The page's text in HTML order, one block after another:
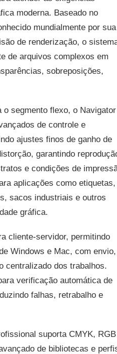
moderna. Baseado no
mundialmente por sua
de renderização, o
de arquivos complexos em
sobreposições,
segmento flexo, o Navigator
de controle e
ajustes finos de ganho de
garantindo
e condições de
aplicações como etiquetas,
sacos industriais e outros
gráfica.
cliente-servidor, permitindo
Windows e Mac, com envio,
centralizado dos trabalhos.
verificação automática de
falhas, retrabalho e
suporta CMYK,
de bibliotecas e